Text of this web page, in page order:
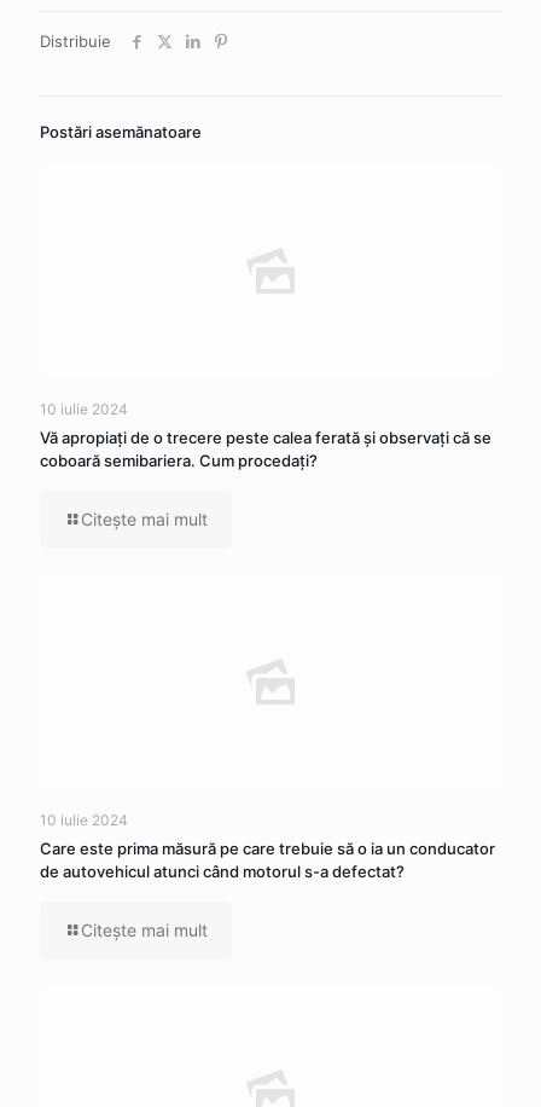
Distribuie
Postări asemănatoare
10 iulie 2024
Vă apropiaţi de o trecere peste calea ferată şi observaţi că se
coboară semibariera. Cum procedaţi?
Citeşte mai mult
10 iulie 2024
Care este prima măsură pe care trebuie să o ia un conducator
de autovehicul atunci când motorul s-a defectat?
Citeşte mai mult